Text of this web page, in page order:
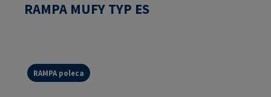
RAMPA MUFY TYP ES
RAMPA poleca